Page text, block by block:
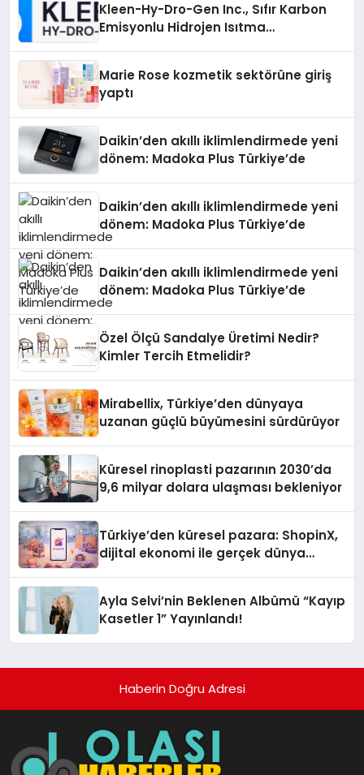
Kleen-Hy-Dro-Gen Inc., Sıfır Karbon
Emisyonlu Hidrojen Isıtma
Marie Rose kozmetik sektörüne giriş
yaptı
Daikin’den akıllı iklimlendirmede yeni
dönem: Madoka Plus Türkiye’de
Daikin’den akıllı iklimlendirmede yeni
dönem: Madoka Plus Türkiye’de
Daikin’den akıllı iklimlendirmede yeni
dönem: Madoka Plus Türkiye’de
Özel Ölçü Sandalye Üretimi Nedir?
Kimler Tercih Etmelidir?
Mirabellix, Türkiye’den dünyaya
uzanan güçlü büyümesini sürdürüyor
Küresel rinoplasti pazarının 2030’da
9,6 milyar dolara ulaşması bekleniyor
Türkiye’den küresel pazara: ShopinX,
dijital ekonomi ile gerçek dünya
Ayla Selvi’nin Beklenen Albümü “Kayıp
Kasetler 1” Yayınlandı!
Haberin Doğru Adresi